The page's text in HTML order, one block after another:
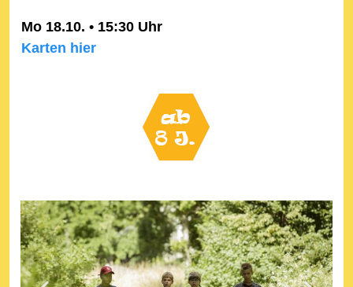
Mo 18.10. • 15:30 Uhr
Karten hier